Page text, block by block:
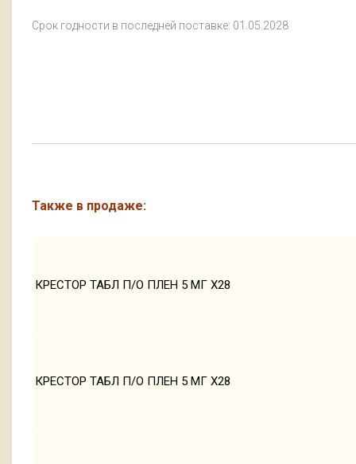
Срок годности в последней поставке: 01.05.2028
Также в продаже:
КРЕСТОР ТАБЛ П/О ПЛЕН 5 МГ Х28
КРЕСТОР ТАБЛ П/О ПЛЕН 5 МГ Х28